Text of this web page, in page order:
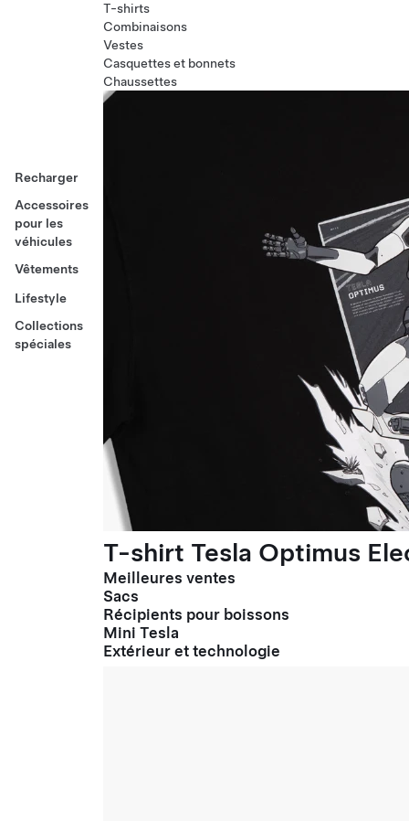
Recharger
Accessoires
pour les
véhicules
Vêtements
Lifestyle
Collections
spéciales
T-shirts
Combinaisons
Vestes
Casquettes et bonnets
Chaussettes
T-shirt Tesla Optimus
Meilleures ventes
Sacs
Récipients pour boissons
Mini Tesla
Extérieur et technologie